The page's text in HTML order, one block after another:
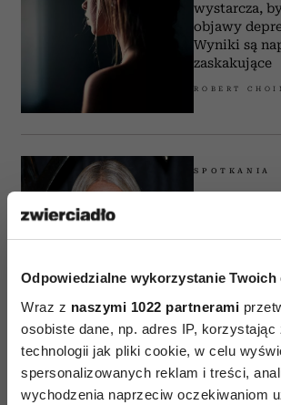
Odpowiedzialne wykorzystanie Twoich
Wraz z naszymi 1022 partnerami
osobiste dane, np. adres IP, korzystając
technologii jak pliki cookie, w celu
spersonalizowanych reklam i treści,
wychodzenia naprzeciw oczekiwaniom
wystarcza,
objawy
Wyniki są
zaskakujące
ROBERT
SPOTKANIA
serce
MARTA
PSYCHOLOGIA